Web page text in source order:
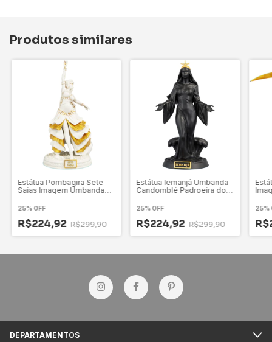
Produtos similares
Estátua Pombagira Sete
Saias Imagem Umbanda
25% OFF
R$224,92 R$299,90
Estátua Iemanjá Umbanda
Candomblé Padroeira do
25% OFF
R$224,92 R$299,90
25%
DEPARTAMENTOS